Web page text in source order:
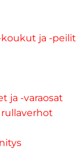
ja -peilit
ja -varaosat